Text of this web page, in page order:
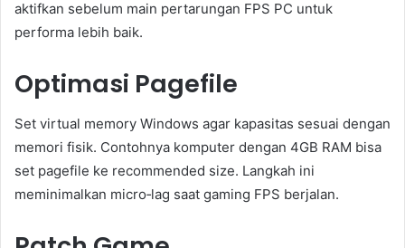
aktifkan sebelum main pertarungan FPS PC untuk
performa lebih baik.
Optimasi Pagefile
Set virtual memory Windows agar kapasitas sesuai dengan
memori fisik. Contohnya komputer dengan 4GB RAM bisa
set pagefile ke recommended size. Langkah ini
meminimalkan micro‑lag saat gaming FPS berjalan.